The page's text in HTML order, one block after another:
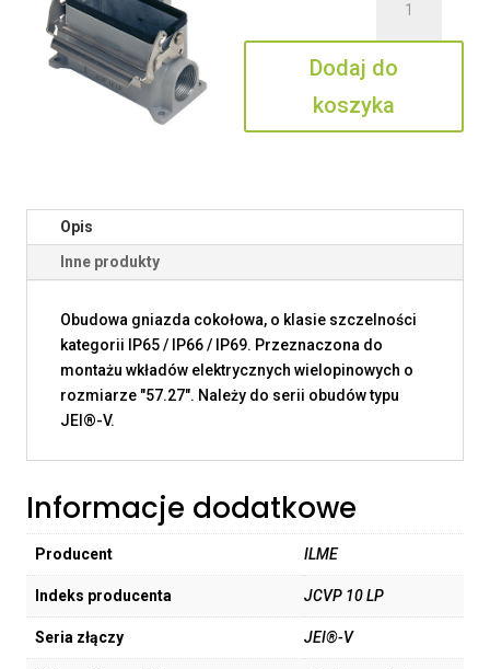
JCVP
10
LP
Dodaj do
koszyka
Opis
Inne produkty
Obudowa gniazda cokołowa, o klasie szczelności
kategorii IP65 / IP66 / IP69. Przeznaczona do
montażu wkładów elektrycznych wielopinowych o
rozmiarze "57.27". Należy do serii obudów typu
JEI®-V.
Informacje dodatkowe
Producent ILME
Indeks producenta JCVP 10 LP
Seria złączy JEI®-V